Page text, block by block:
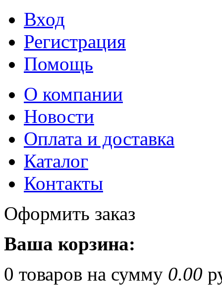
Вход
Регистрация
Помощь
О компании
Новости
Оплата и доставка
Каталог
Контакты
Оформить заказ
Ваша корзина:
0 товаров на сумму 0.00